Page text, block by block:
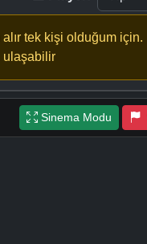
tek kişi olduğum için.
ulaşabilir
Sinema Modu